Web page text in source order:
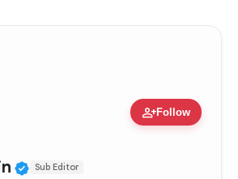
person_addFollow
Verified Public Figure •
Sub Editor